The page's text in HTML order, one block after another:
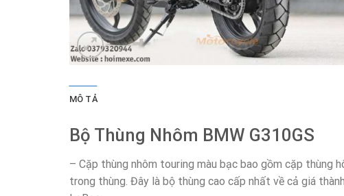
MÔ TẢ
Bộ Thùng Nhôm BMW G310GS
– Cặp thùng nhôm touring màu bạc bao gồm cặp thùng
trong thùng. Đây là bộ thùng cao cấp nhất về cả giá